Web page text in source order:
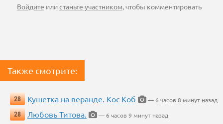
Войдите илистаньте участником, чтобы комментировать
Также смотрите:
28 Кушетка на веранде. Кос Коб
— 6 часов 8 минут назад
28
Любовь Титова.
— 6 часов 9 минут назад